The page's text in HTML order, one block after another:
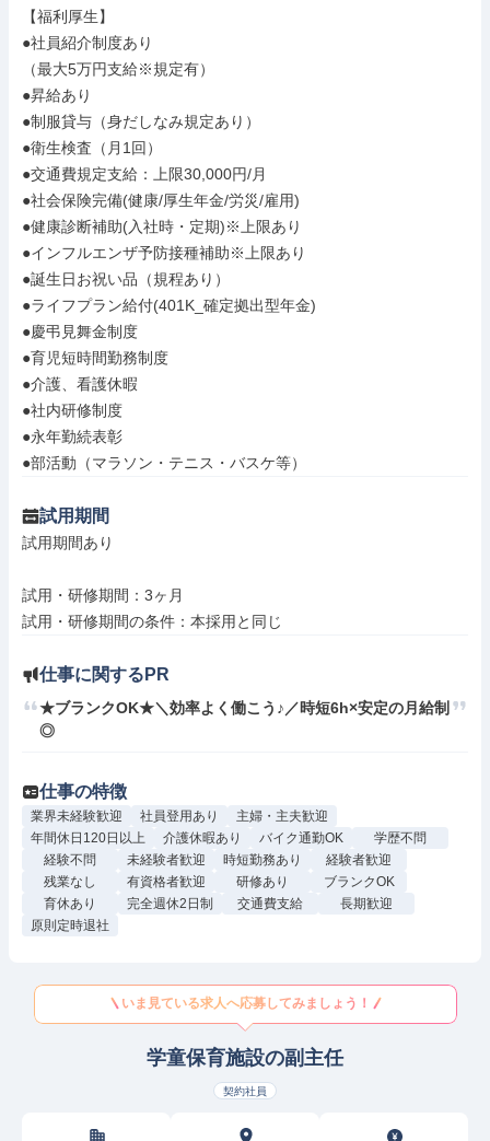
【福利厚生】
●社員紹介制度あり
（最大5万円支給※規定有）
●昇給あり
●制服貸与（身だしなみ規定あり）
●衛生検査（月1回）
●交通費規定支給：上限30,000円/月
●社会保険完備(健康/厚生年金/労災/雇用)
●健康診断補助(入社時・定期)※上限あり
●インフルエンザ予防接種補助※上限あり
●誕生日お祝い品（規程あり）
●ライフプラン給付(401K_確定拠出型年金)
●慶弔見舞金制度
●育児短時間勤務制度
●介護、看護休暇
●社内研修制度
●永年勤続表彰
●部活動（マラソン・テニス・バスケ等）
試用期間
試用期間あり
試用・研修期間：3ヶ月
仕事に関するPR
★ブランクOK★＼効率よく働こう♪／時短6h×安定の月給制
◎
仕事の特徴
業界未経験歓迎 社員登用あり
主婦・主夫歓迎
年間休日120日以上
介護休暇あり バイク通勤OK
学歴不問
経験不問
未経験者歓迎 時短勤務あり
経験者歓迎
残業なし
有資格者歓迎 研修あり
ブランクOK
育休あり
完全週休2日制 交通費支給
長期歓迎
原則定時退社
いま見ている求人へ応募してみましょう！
学童保育施設の副主任
契約社員